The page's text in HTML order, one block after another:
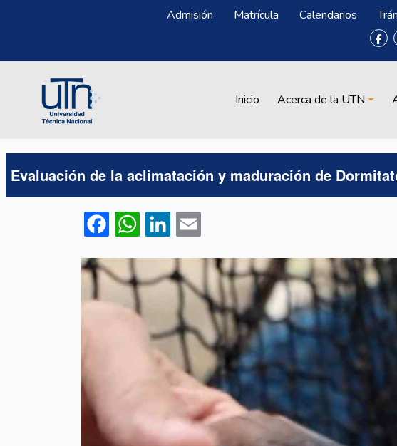
Menú Superior
Admisión Matrícula Calendarios
Main navigation
Inicio Acerca de la UTN
Evaluación de la aclimatación y maduración de
FacebookWhatsApp
LinkedIn